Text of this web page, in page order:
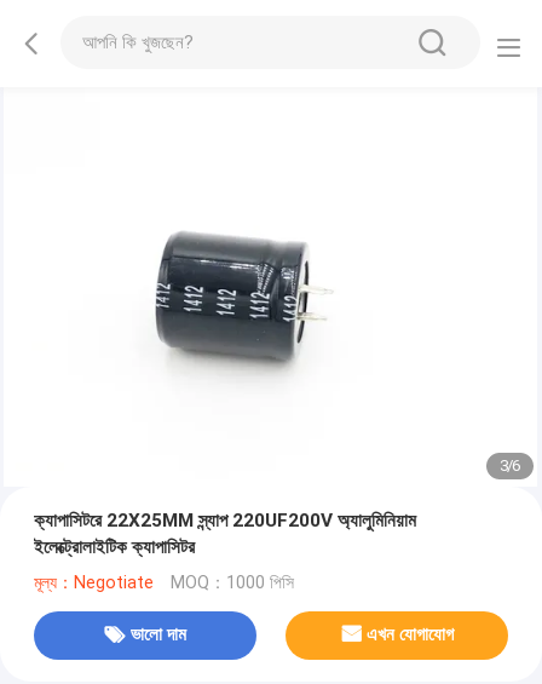
3/6
ক্যাপাসিটরে 22X25MM স্ন্যাপ 220UF200V অ্যালুমিনিয়াম
ইলেক্ট্রোলাইটিক ক্যাপাসিটর
মূল্য：Negotiate MOQ：1000 পিসি
ভালো দাম এখন যোগাযোগ